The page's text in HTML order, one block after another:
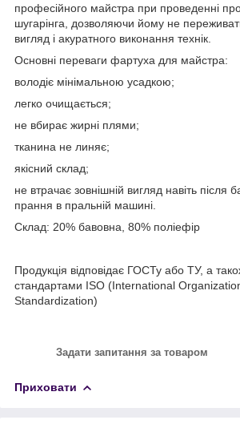
професійного майстра при проведенні
шугарінга, дозволяючи йому не
вигляд і акуратного виконання технік.
Основні переваги фартуха для майстра:
володіє мінімальною усадкою;
легко очищається;
не вбирає жирні плями;
тканина не линяє;
якісний склад;
не втрачає зовнішній вигляд навіть після
прання в пральній машині.
Склад: 20% бавовна, 80% поліефір
Продукція відповідає ГОСТу або ТУ, а
стандартами ISO (International
Standardization)
Задати запитання за товаром
Приховати